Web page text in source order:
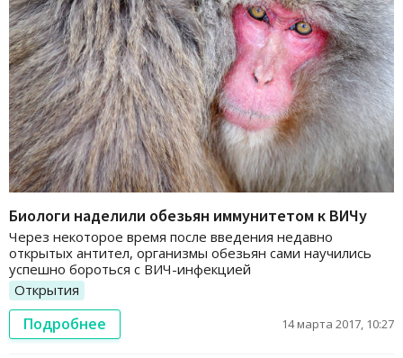
Биологи наделили обезьян иммунитетом к ВИЧу
Через некоторое время после введения недавно
открытых антител, организмы обезьян сами научились
успешно бороться с ВИЧ-инфекцией
Открытия
Подробнее 14 марта 2017, 10:27